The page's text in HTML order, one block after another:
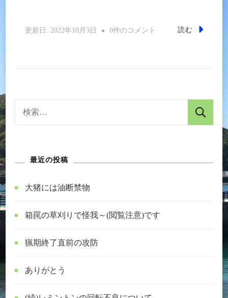
更新日: 2022年10月3日
祈
0件のコメント 読む
最近の投稿
大猪には油断禁物
箱罠の草刈りで怪我～(閲覧注意)です
猟期終了直前の攻防
ありがとう